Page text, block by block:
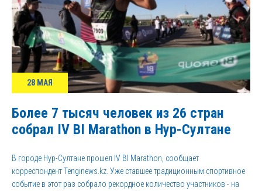
28 МАЯ
Более 7 тысяч человек из 26 стран
собрал IV BI Marathon в Нур-Султане
В городе Нур-Султане прошел IV BI Marathon, сообщает
корреспондент Tenginews.kz. Уже ставшее традиционным спортивное
событие в этот раз собрало рекордное количество участников - на